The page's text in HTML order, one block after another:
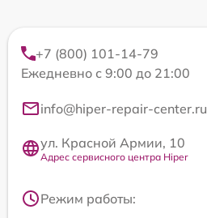
+7 (800) 101-14-79
Ежедневно с 9:00 до 21:00
info@hiper-repair-center.ru
ул. Красной Армии, 10
Адрес сервисного центра Hiper
Режим работы: